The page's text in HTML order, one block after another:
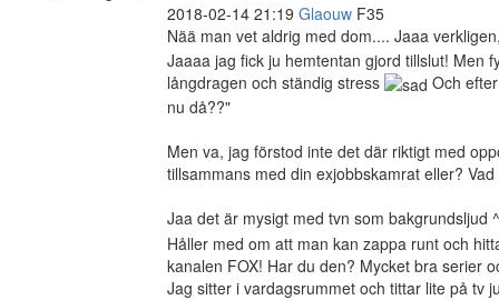
2018-02-14 21:19 Glaouw F35
Nää man vet aldrig med dom.... Jaaa
Jaaaa jag fick ju hemtentan gjord tillslut! Men
långdragen och ständig stress
Och
nu då??"
Men va, jag förstod inte det där riktigt med
tillsammans med din exjobbskamrat eller?
Jaa det är mysigt med tvn som bakgrundsljud
Håller med om att man kan zappa runt och
kanalen FOX! Har du den? Mycket bra serier
Jag sitter i vardagsrummet och tittar lite på tv